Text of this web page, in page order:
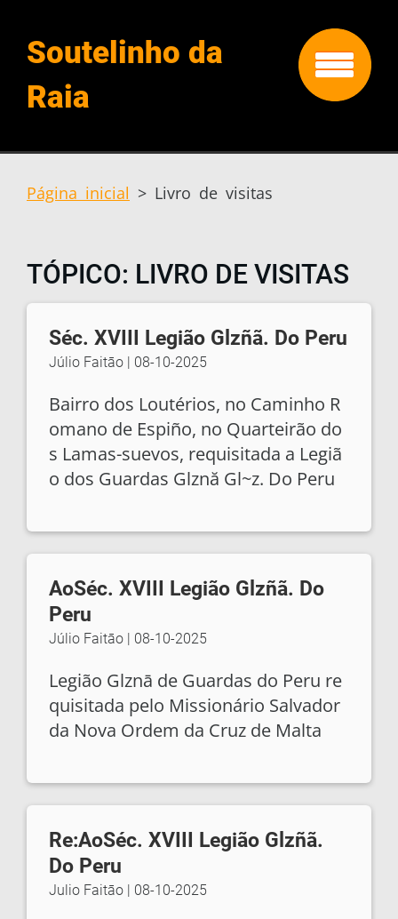
Soutelinho da
Raia
Página inicial > Livro de visitas
TÓPICO: LIVRO DE VISITAS
Séc. XVIII Legião Glzñã. Do Peru
Júlio Faitāo | 08-10-2025
Bairro dos Loutérios, no Caminho R
omano de Espiño, no Quarteirão do
s Lamas-suevos, requisitada a Legiã
o dos Guardas Glznă Gl~z. Do Peru
AoSéc. XVIII Legião Glzñã. Do
Peru
Júlio Faitāo | 08-10-2025
Legião Glznā de Guardas do Peru re
quisitada pelo Missionário Salvador
da Nova Ordem da Cruz de Malta
Re:AoSéc. XVIII Legião Glzñã.
Do Peru
Julio Faitāo | 08-10-2025